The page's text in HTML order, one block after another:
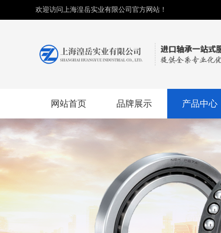
欢迎访问上海湟岳实业有限公司官方网站！
网站首页 品牌展示 产品中心